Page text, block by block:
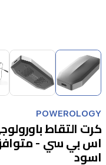
Item
1
of
1
of
4
POWEROLOGY
اسود